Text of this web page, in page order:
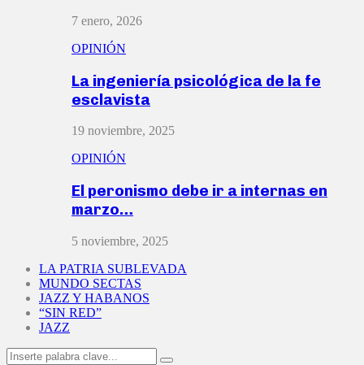
7 enero, 2026
OPINIÓN
La ingeniería psicológica de la fe
esclavista
19 noviembre, 2025
OPINIÓN
El peronismo debe ir a internas en
marzo…
5 noviembre, 2025
LA PATRIA SUBLEVADA
MUNDO SECTAS
JAZZ Y HABANOS
“SIN RED”
JAZZ
Search